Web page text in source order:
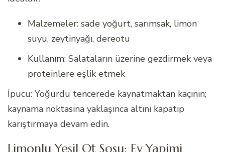
Malzemeler: sade yoğurt, sarımsak, limon
suyu, zeytinyağı, dereotu
Kullanım: Salataların üzerine gezdirmek veya
proteinlere eşlik etmek
İpucu: Yoğurdu tencerede kaynatmaktan kaçının;
kaynama noktasına yaklaşınca altını kapatıp
karıştırmaya devam edin.
Limonlu Yeşil Ot Sosu: Ev Yapimi